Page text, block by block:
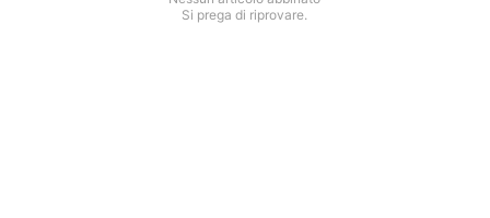
Si prega di riprovare.